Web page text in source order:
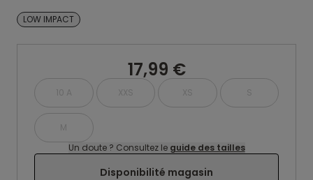
LOW IMPACT
17,99 €
10 A XXS XS S
M
Un doute ? Consultez le guide des tailles
Disponibilité magasin